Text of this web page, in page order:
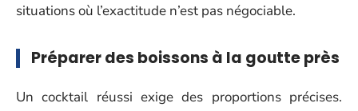
situations où l’exactitude n’est pas négociable.
Préparer des boissons à la goutte près
Un cocktail réussi exige des proportions précises.